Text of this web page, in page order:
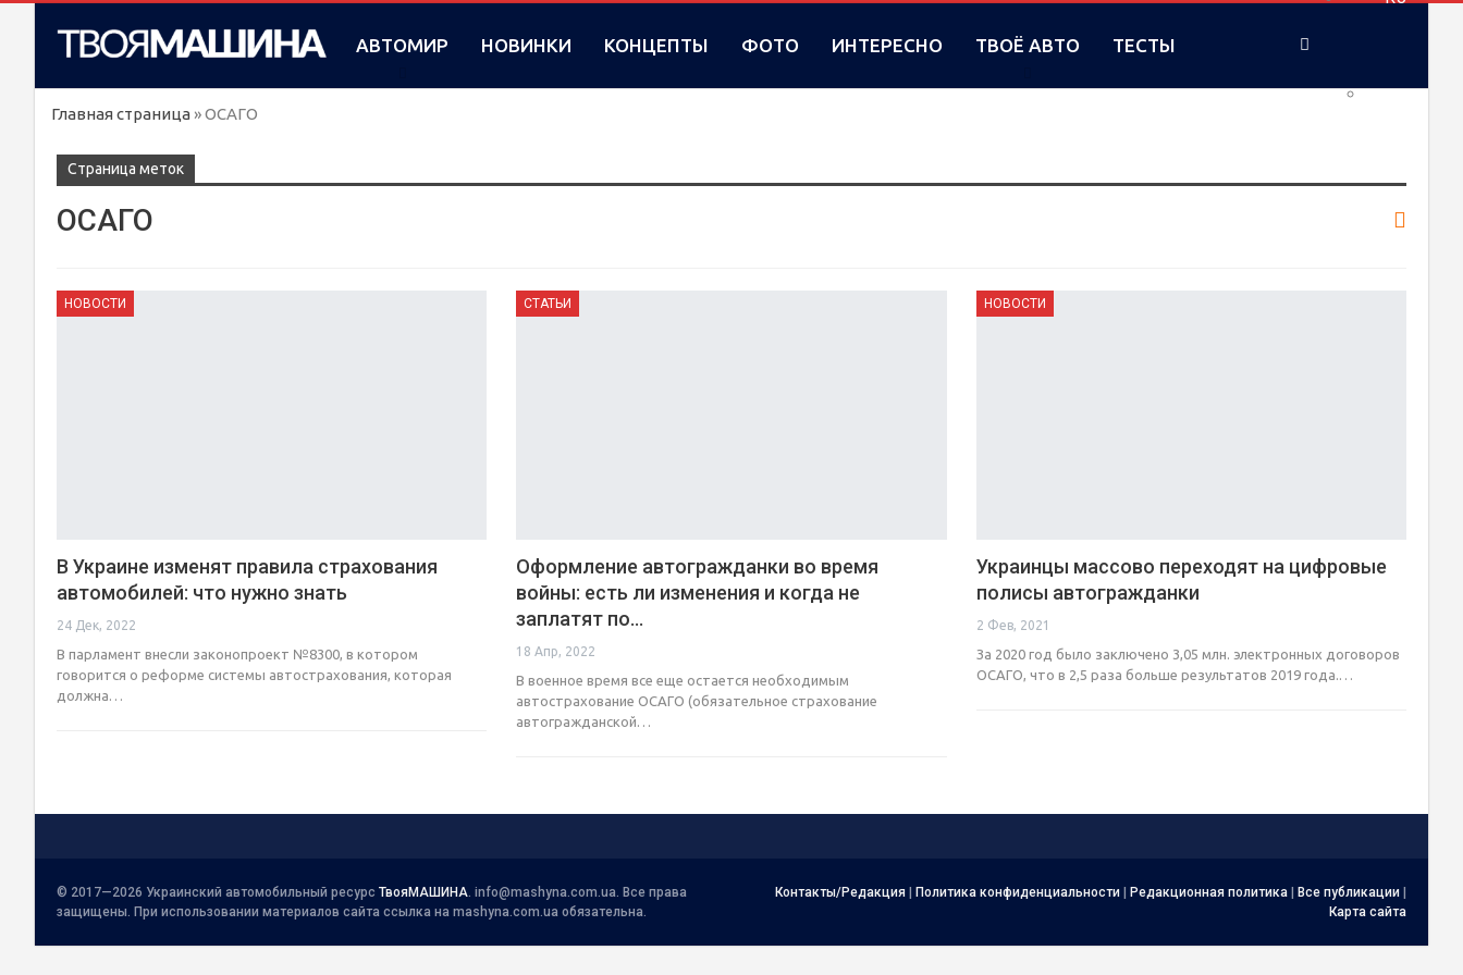
UA
АВТОМИР НОВИНКИ КОНЦЕПТЫ ФОТО ИНТЕРЕСНО ТВОЁ АВТО ТЕСТЫ
Главная страница »ОСАГО
Cтраница меток
ОСАГО
НОВОСТИ
В Украине изменят правила страхования
автомобилей: что нужно знать
24 Дек, 2022
В парламент внесли законопроект №8300, в котором
говорится о реформе системы автострахования, которая
должна…
СТАТЬИ
Оформление автогражданки во время
войны: есть ли изменения и когда не
заплатят по…
18 Апр, 2022
В военное время все еще остается необходимым
автострахование ОСАГО (обязательное страхование
автогражданской…
НОВОСТИ
Украинцы массово переходят на цифровые
полисы автогражданки
2 Фев, 2021
За 2020 год было заключено 3,05 млн. электронных договоров
ОСАГО, что в 2,5 раза больше результатов 2019 года.…
© 2017—2026 Украинский автомобильный ресурс ТвояМАШИНА. info@mashyna.com.ua. Все права
защищены. При использовании материалов сайта ссылка на mashyna.com.ua обязательна.
Контакты/Редакция Политика конфиденциальности Редакционная политика Все публикации
Карта сайта